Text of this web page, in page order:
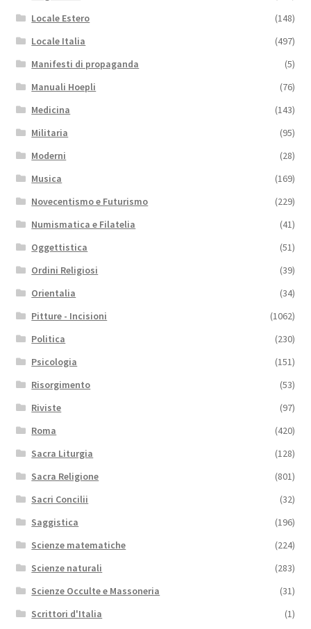
Locale Estero
(148)
Locale Italia
(497)
Manifesti di propaganda
(5)
Manuali Hoepli
(76)
Medicina
(143)
Militaria
(95)
Moderni
(28)
Musica
(169)
Novecentismo e Futurismo
(229)
Numismatica e Filatelia
(41)
Oggettistica
(51)
Ordini Religiosi
(39)
Orientalia
(34)
Pitture - Incisioni
(1062)
Politica
(230)
Psicologia
(151)
Risorgimento
(53)
Riviste
(97)
Roma
(420)
Sacra Liturgia
(128)
Sacra Religione
(801)
Sacri Concilii
(32)
Saggistica
(196)
Scienze matematiche
(224)
Scienze naturali
(283)
Scienze Occulte e Massoneria
(31)
Scrittori d'Italia
(1)